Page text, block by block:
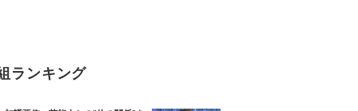
ランキング